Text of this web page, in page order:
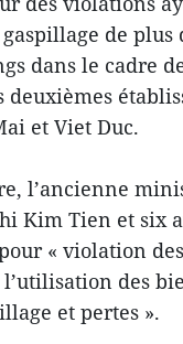
de plus
dans le cadre
deuxièmes
et Viet Duc.
l’ancienne
Kim Tien et six
« violation
des
et pertes ».